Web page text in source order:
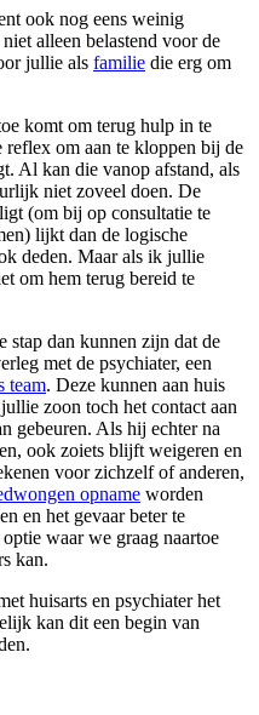
ook nog eens weinig
alleen belastend voor de
jullie als familie die erg om
komt om terug hulp in te
reflex om aan te kloppen bij de
Al kan die vanop afstand, als
niet zoveel doen. De
(om bij op consultatie te
lijkt dan de logische
deden. Maar als ik jullie
om hem terug bereid te
stap dan kunnen zijn dat de
met de psychiater, een
team. Deze kunnen aan huis
zoon toch het contact aan
gebeuren. Als hij echter na
ook zoiets blijft weigeren en
voor zichzelf of anderen,
opname worden
en het gevaar beter te
waar we graag naartoe
kan.
huisarts en psychiater het
kan dit een begin van